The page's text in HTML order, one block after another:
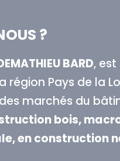
?
BARD,
Pays de la
marchés du
bois,
en construction